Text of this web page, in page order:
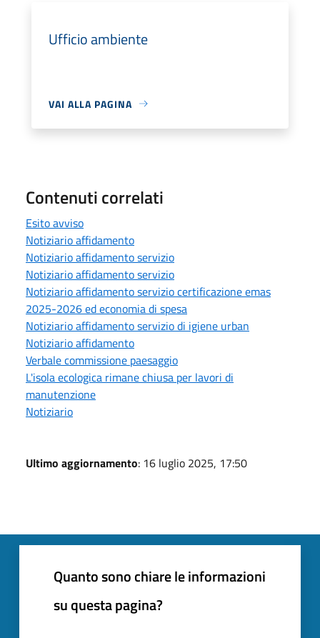
Ufficio ambiente
VAI ALLA PAGINA
Contenuti correlati
Esito avviso
Notiziario affidamento
Notiziario affidamento servizio
Notiziario affidamento servizio
Notiziario affidamento servizio certificazione emas
2025-2026 ed economia di spesa
Notiziario affidamento servizio di igiene urban
Notiziario affidamento
Verbale commissione paesaggio
L'isola ecologica rimane chiusa per lavori di
manutenzione
Notiziario
Ultimo aggiornamento: 16 luglio 2025, 17:50
Quanto sono chiare le informazioni
su questa pagina?